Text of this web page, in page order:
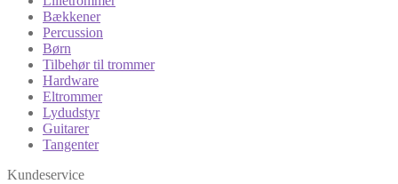
Bækkener
Percussion
Børn
Tilbehør til trommer
Hardware
Eltrommer
Lydudstyr
Guitarer
Tangenter
Kundeservice